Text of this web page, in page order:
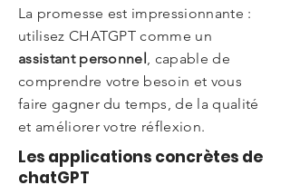
La promesse est impressionnante :
utilisez CHATGPT comme un
assistant personnel, capable de
comprendre votre besoin et vous
faire gagner du temps, de la qualité
et améliorer votre réflexion.
Les applications concrètes de
chatGPT